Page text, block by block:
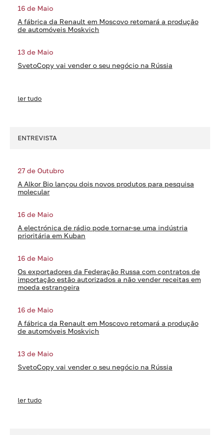
16 de Maio
A fábrica da Renault em Moscovo retomará a produção
de automóveis Moskvich
13 de Maio
SvetoCopy vai vender o seu negócio na Rússia
ler tudo
ENTREVISTA
27 de Outubro
A Alkor Bio lançou dois novos produtos para pesquisa
molecular
16 de Maio
A electrónica de rádio pode tornar-se uma indústria
prioritária em Kuban
16 de Maio
Os exportadores da Federação Russa com contratos de
importação estão autorizados a não vender receitas em
moeda estrangeira
16 de Maio
A fábrica da Renault em Moscovo retomará a produção
de automóveis Moskvich
13 de Maio
SvetoCopy vai vender o seu negócio na Rússia
ler tudo